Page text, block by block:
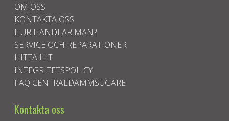
OM OSS
KONTAKTA OSS
HUR HANDLAR MAN?
SERVICE OCH REPARATIONER
HITTA HIT
INTEGRITETSPOLICY
FAQ CENTRALDAMMSUGARE
Kontakta oss